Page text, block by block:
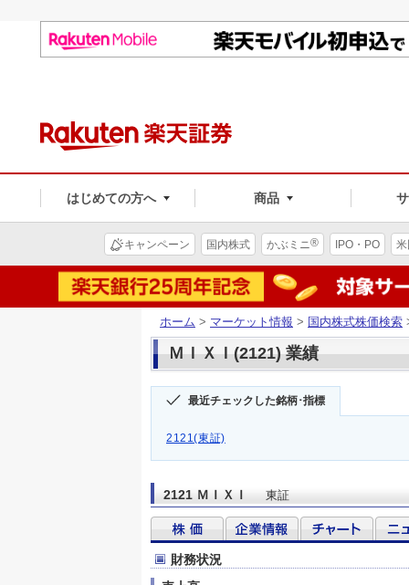
はじめての方へ 商品
キャンペーン 国内株式 かぶミニ® IPO・PO
ホーム > マーケット情報 > 国内株式株価検索
ＭＩＸＩ(2121) 業績
最近チェックした銘柄･指標
2121(東証)
2121 ＭＩＸＩ 東証